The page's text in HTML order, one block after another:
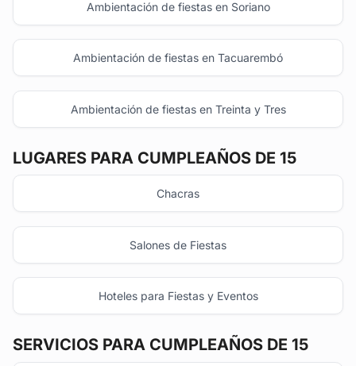
Ambientación de fiestas en Soriano
Ambientación de fiestas en Tacuarembó
Ambientación de fiestas en Treinta y Tres
LUGARES PARA CUMPLEAÑOS DE 15
Chacras
Salones de Fiestas
Hoteles para Fiestas y Eventos
SERVICIOS PARA CUMPLEAÑOS DE 15